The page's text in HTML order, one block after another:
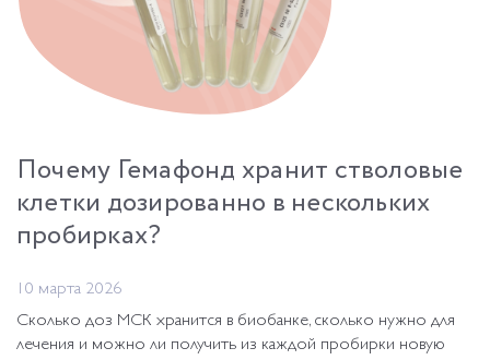
Почему Гемафонд хранит стволовые
клетки дозированно в нескольких
пробирках?
10 марта 2026
Сколько доз МСК хранится в биобанке, сколько нужно для
лечения и можно ли получить из каждой пробирки новую